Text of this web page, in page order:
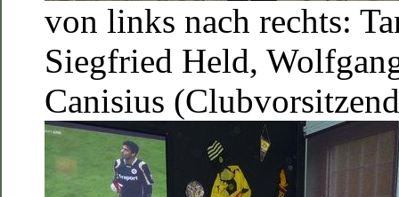
von links nach rechts:
Siegfried Held,
Canisius